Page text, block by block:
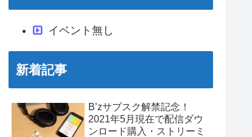
イベント無し
新着記事
B’zサブスク解禁記念！
2021年5月現在で配信ダウ
ンロード購入・ストリーミ